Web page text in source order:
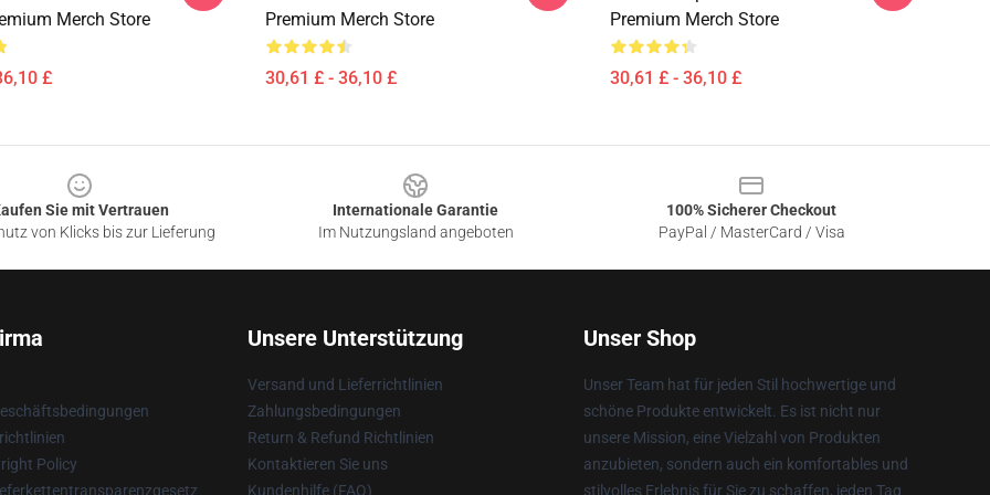
Merch Store
£
Premium Merch Store
30,61 £ - 36,10 £
Premium Merch Store
30,61 £ - 36,10 £
Sie mit Vertrauen
von Klicks bis zur Lieferung
Internationale Garantie
Im Nutzungsland angeboten
100% Sicherer Checkout
PayPal / MasterCard / Visa
Policy
Unsere Unterstützung
Versand und Lieferrichtlinien
Zahlungsbedingungen
Return & Refund Richtlinien
Kontaktieren Sie uns
Kundenhilfe (FAQ)
Unser Shop
Unser Team hat für jeden Stil hochwertige und
schöne Produkte entwickelt. Es ist nicht nur
unsere Mission, eine Vielzahl von Produkten
anzubieten, sondern auch ein komfortables und
stilvolles Erlebnis für Sie zu schaffen, jeden Tag